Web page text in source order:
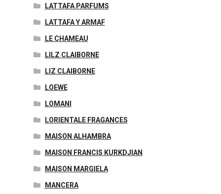
LATTAFA PARFUMS
LATTAFA Y ARMAF
LE CHAMEAU
LILZ CLAIBORNE
LIZ CLAIBORNE
LOEWE
LOMANI
LORIENTALE FRAGANCES
MAISON ALHAMBRA
MAISON FRANCIS KURKDJIAN
MAISON MARGIELA
MANCERA